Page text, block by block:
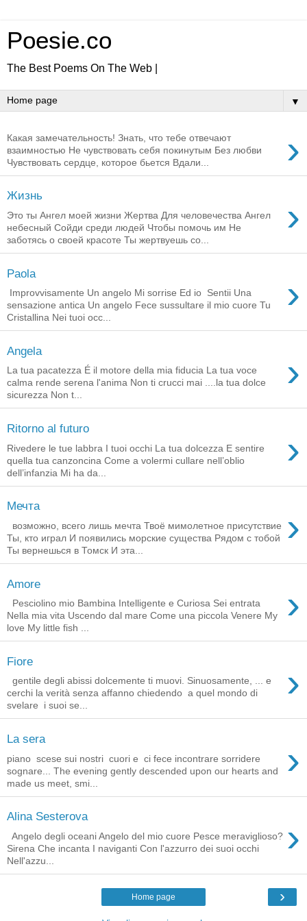
Poesie.co
The Best Poems On The Web |
▼
›
Какая замечательность! Знать, что тебе отвечают
взаимностью Не чувствовать себя покинутым Без любви
Чувствовать сердце, которое бьется Вдали...
Жизнь ›
Это ты Ангел моей жизни Жертва Для человечества Ангел
небесный Сойди среди людей Чтобы помочь им Не
заботясь о своей красоте Ты жертвуешь со...
Paola ›
Improvvisamente Un angelo Mi sorrise Ed io Sentii Una
sensazione antica Un angelo Fece sussultare il mio cuore Tu
Cristallina Nei tuoi occ...
Angela ›
La tua pacatezza É il motore della mia fiducia La tua voce
calma rende serena l'anima Non ti crucci mai ....la tua dolce
sicurezza Non t...
Ritorno al futuro ›
Rivedere le tue labbra I tuoi occhi La tua dolcezza E sentire
quella tua canzoncina Come a volermi cullare nell’oblio
dell’infanzia Mi ha da...
Мечта ›
возможно, всего лишь мечта Твоё мимолетное присутствие
Ты, кто играл И появились морские существа Рядом с тобой
Ты вернешься в Томск И эта...
Amore ›
Pesciolino mio Bambina Intelligente e Curiosa Sei entrata
Nella mia vita Uscendo dal mare Come una piccola Venere My
love My little fish ...
Fiore ›
gentile degli abissi dolcemente ti muovi. Sinuosamente, ... e
cerchi la verità senza affanno chiedendo a quel mondo di
svelare i suoi se...
La sera ›
piano scese sui nostri cuori e ci fece incontrare sorridere
sognare... The evening gently descended upon our hearts and
made us meet, smi...
Alina Sesterova ›
Angelo degli oceani Angelo del mio cuore Pesce meraviglioso?
Sirena Che incanta I naviganti Con l'azzurro dei suoi occhi
Nell'azzu...
›
Home page